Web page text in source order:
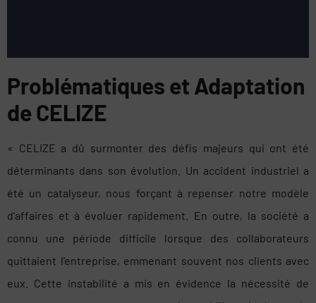
Problématiques et Adaptation
de CELIZE
« CELIZE a dû surmonter des défis majeurs qui ont été
déterminants dans son évolution. Un accident industriel a
été un catalyseur, nous forçant à repenser notre modèle
d’affaires et à évoluer rapidement. En outre, la société a
connu une période difficile lorsque des collaborateurs
quittaient l’entreprise, emmenant souvent nos clients avec
eux. Cette instabilité a mis en évidence la nécessité de